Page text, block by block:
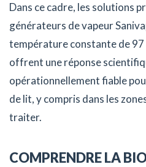
Dans ce cadre, les solutions
générateurs de vapeur
température constante de 97
offrent une réponse
opérationnellement fiable
de lit, y compris dans les
traiter.
COMPRENDRE LA